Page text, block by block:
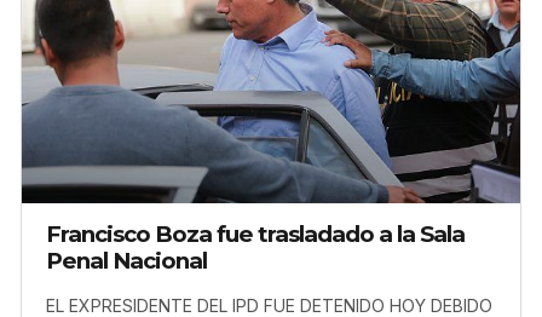
Francisco Boza fue trasladado a la Sala
Penal Nacional
EL EXPRESIDENTE DEL IPD FUE DETENIDO HOY DEBIDO